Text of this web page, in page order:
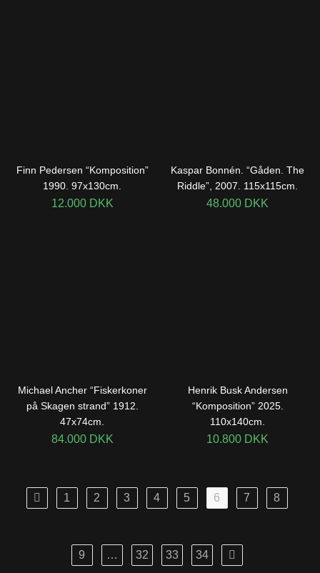
Finn Pedersen “Komposition”
1990. 97x130cm.
12.000 DKK
Kaspar Bonnén. “Gåden. The
Riddle”, 2007. 115x115cm.
48.000 DKK
Michael Ancher “Fiskerkoner
på Skagen strand” 1912.
47x74cm.
84.000 DKK
Henrik Busk Andersen
“Komposition” 2025.
110x140cm.
10.800 DKK
1 2 3 4 5 6 7 8
9 … 32 33 34